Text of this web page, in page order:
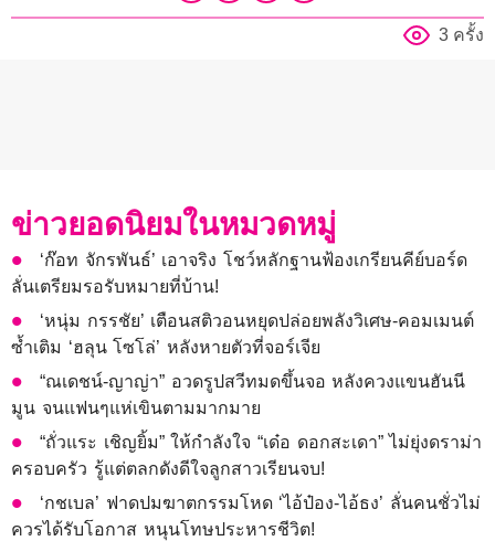
3 ครั้ง
ข่าวยอดนิยมในหมวดหมู่
‘ก๊อท จักรพันธ์’ เอาจริง โชว์หลักฐานฟ้องเกรียนคีย์บอร์ด
ลั่นเตรียมรอรับหมายที่บ้าน!
‘หนุ่ม กรรชัย’ เตือนสติวอนหยุดปล่อยพลังวิเศษ-คอมเมนต์
ซ้ำเติม ‘ฮลุน โซโล่’ หลังหายตัวที่จอร์เจีย
“ณเดชน์-ญาญ่า” อวดรูปสวีทมดขึ้นจอ หลังควงแขนฮันนี
มูน จนแฟนๆแห่เขินตามมากมาย
“ถั่วแระ เชิญยิ้ม” ให้กำลังใจ “เด๋อ ดอกสะเดา” ไม่ยุ่งดราม่า
ครอบครัว รู้แต่ตลกดังดีใจลูกสาวเรียนจบ!
‘กชเบล’ ฟาดปมฆาตกรรมโหด ‘ไอ้ป๋อง-ไอ้ธง’ ลั่นคนชั่วไม่
ควรได้รับโอกาส หนุนโทษประหารชีวิต!